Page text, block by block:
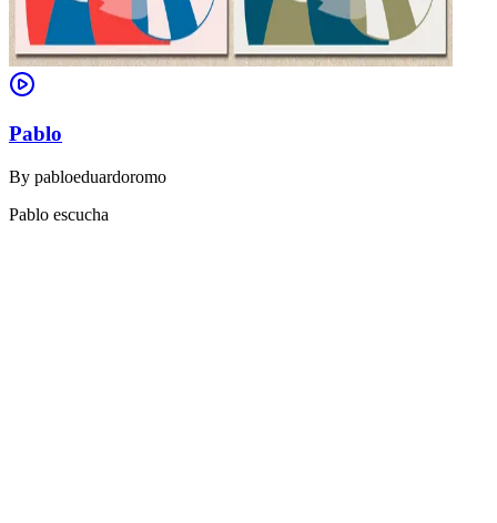
Pablo
By pabloeduardoromo
Pablo escucha